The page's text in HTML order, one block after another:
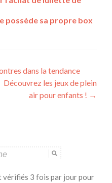
possède sa propre box
dans la tendance
Découvrez les jeux de plein
air pour enfants ! →
vérifiés 3 fois par jour pour